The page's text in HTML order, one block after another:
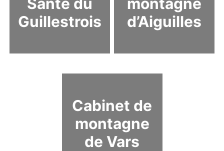
Guillestrois
d’Aiguilles
Cabinet de
montagne
de Vars